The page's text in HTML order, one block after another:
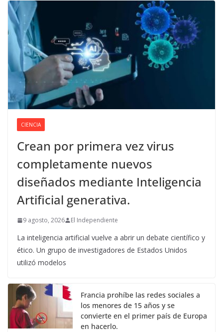
CIENCIA
Crean por primera vez virus
completamente nuevos
diseñados mediante Inteligencia
Artificial generativa.
9 agosto, 2026 El Independiente
La inteligencia artificial vuelve a abrir un debate científico y
ético. Un grupo de investigadores de Estados Unidos
utilizó modelos
Francia prohíbe las redes sociales a
los menores de 15 años y se
convierte en el primer país de Europa
en hacerlo.